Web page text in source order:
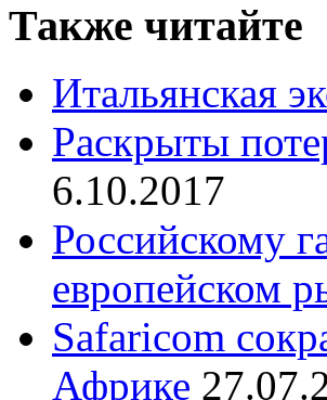
Также читайте
Итальянская
Раскрыты
6.10.2017
Российскому
европейском
Safaricom
Африке